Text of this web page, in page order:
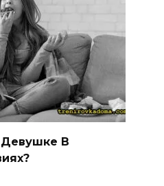
Девушке В